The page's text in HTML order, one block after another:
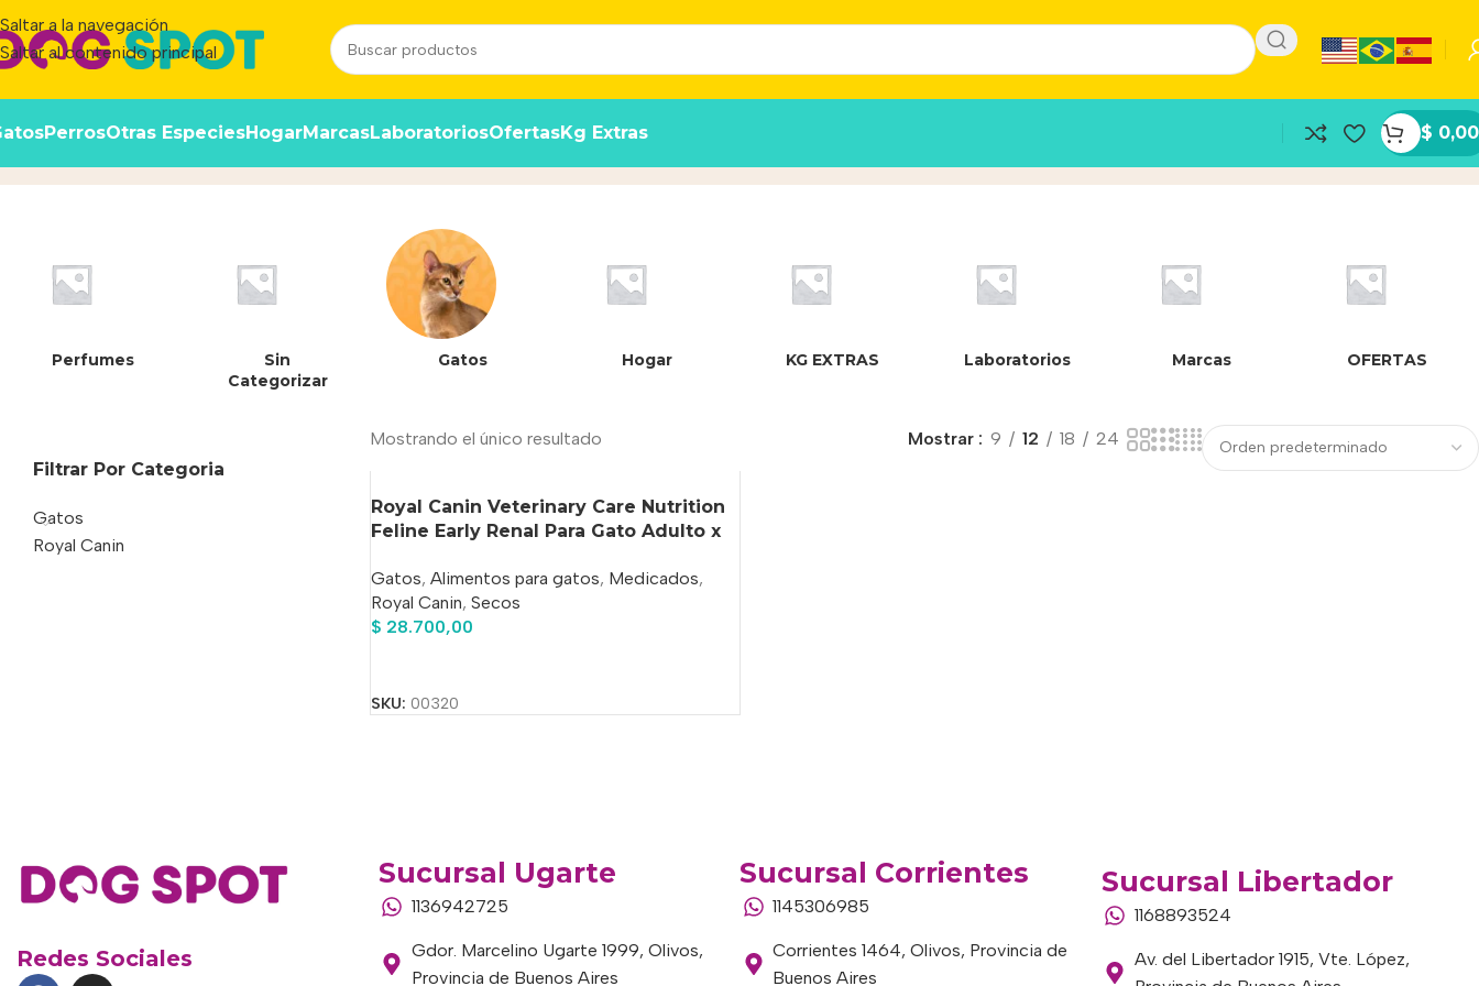
Saltar a la navegación
Saltar al contenido principal
PerrosOtras EspeciesHogarMarcasLaboratoriosOfertasKg Extras $ 0,00
7790187341968
Perfumes
Sin
Categorizar
Gatos Hogar KG EXTRAS Laboratorios Marcas OFERTAS
Filtrar Por Categoria
Gatos
Royal Canin
Mostrando el único resultado Mostrar 9 12 18 24
Royal Canin Veterinary Care Nutrition
Feline Early Renal Para Gato Adulto x
Gatos, Alimentos para gatos, Medicados,
Royal Canin, Secos
$ 28.700,00
SKU: 00320
Redes Sociales
Sucursal Ugarte
1136942725
Gdor. Marcelino Ugarte 1999, Olivos,
Provincia de Buenos Aires
Sucursal Corrientes
1145306985
Corrientes 1464, Olivos, Provincia de
Buenos Aires
Sucursal Libertador
1168893524
Av. del Libertador 1915, Vte. López,